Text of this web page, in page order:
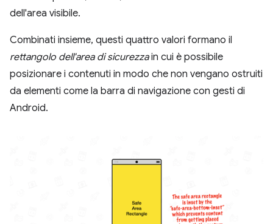
dell'area visibile.
Combinati insieme, questi quattro valori formano il
rettangolo dell'area di sicurezzain cui è possibile
posizionare i contenuti in modo che non vengano ostruiti
da elementi come la barra di navigazione con gesti di
Android.